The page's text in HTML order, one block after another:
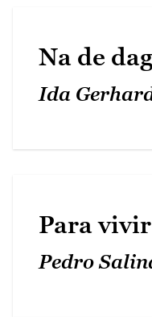
Na de dag
Ida
Para
Pedro